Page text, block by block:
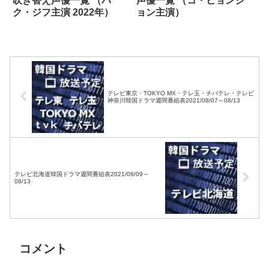
ク・ジフ主演 2022年）
ョン主演）
テレビ東京・TOKYO MX・テレ玉・チバテレ・テレビ
神奈川韓国ドラマ週間番組表2021/08/07～08/13
テレビ北海道韓国ドラマ週間番組表2021/08/09～
08/13
コメント